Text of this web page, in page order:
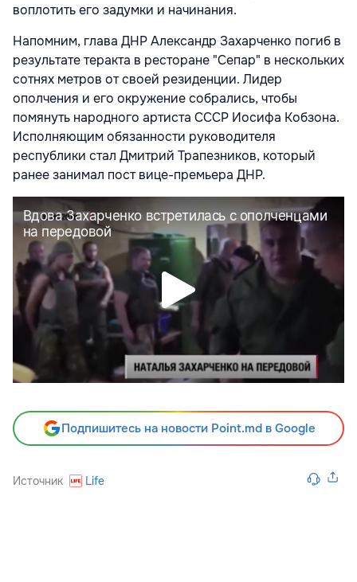
воплотить его задумки и начинания.
Напомним, глава ДНР Александр Захарченко погиб в
результате теракта в ресторане "Сепар" в нескольких
сотнях метров от своей резиденции. Лидер
ополчения и его окружение собрались, чтобы
помянуть народного артиста СССР Иосифа Кобзона.
Исполняющим обязанности руководителя
республики стал Дмитрий Трапезников, который
ранее занимал пост вице-премьера ДНР.
Подпишитесь на новости Point.md в Google
Источник Life